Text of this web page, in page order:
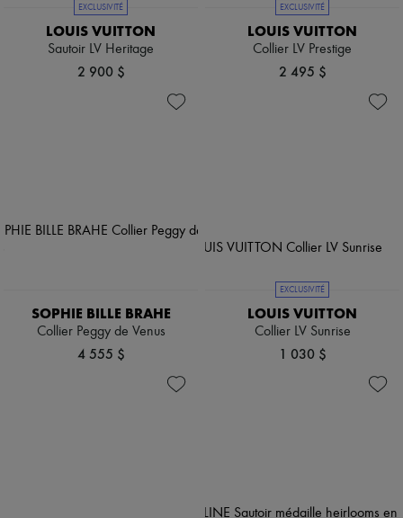
EXCLUSIVITÉ
LOUIS VUITTON
Sautoir LV Heritage
2 900 $
EXCLUSIVITÉ
LOUIS VUITTON
Collier LV Prestige
2 495 $
SOPHIE BILLE BRAHE
Collier Peggy de Venus
4 555 $
EXCLUSIVITÉ
LOUIS VUITTON
Collier LV Sunrise
1 030 $